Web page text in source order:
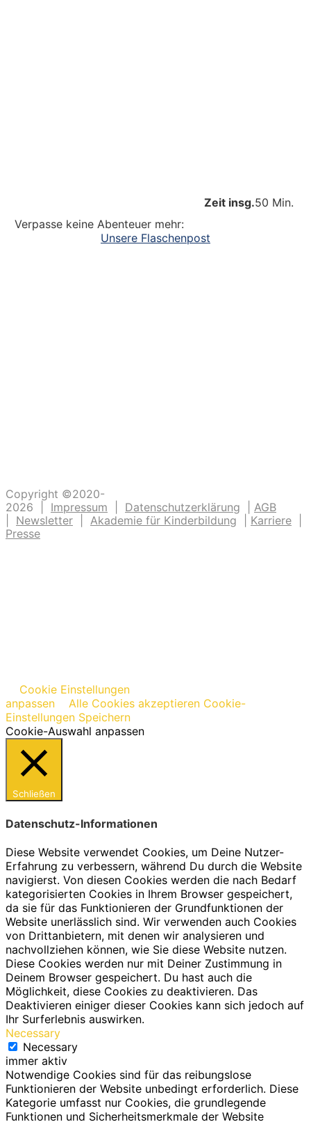
Zeit insg.50 Min.
Verpasse keine Abenteuer mehr:
Unsere Flaschenpost
Copyright ©2020-
2026 | Impressum Datenschutzerklärung
AGB
Newsletter Akademie für Kinderbildung Karriere
Presse
Cookie Einstellungen
anpassen
Alle Cookies akzeptieren Cookie-
Einstellungen Speichern
Cookie-Auswahl anpassen
Schließen
Datenschutz-Informationen
Diese Website verwendet Cookies, um Deine Nutzer-
Erfahrung zu verbessern, während Du durch die Website
navigierst. Von diesen Cookies werden die nach Bedarf
kategorisierten Cookies in Ihrem Browser gespeichert,
da sie für das Funktionieren der Grundfunktionen der
Website unerlässlich sind. Wir verwenden auch Cookies
von Drittanbietern, mit denen wir analysieren und
nachvollziehen können, wie Sie diese Website nutzen.
Diese Cookies werden nur mit Deiner Zustimmung in
Deinem Browser gespeichert. Du hast auch die
Möglichkeit, diese Cookies zu deaktivieren. Das
Deaktivieren einiger dieser Cookies kann sich jedoch auf
Ihr Surferlebnis auswirken.
Necessary
Necessary
immer aktiv
Notwendige Cookies sind für das reibungslose
Funktionieren der Website unbedingt erforderlich. Diese
Kategorie umfasst nur Cookies, die grundlegende
Funktionen und Sicherheitsmerkmale der Website